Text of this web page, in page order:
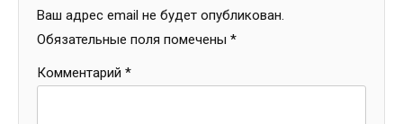
Ваш адрес email не будет опубликован.
Обязательные поля помечены *
Комментарий *